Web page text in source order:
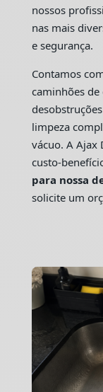
nossos
nas mais
e segurança.
Contamos
caminhões
limpeza
vácuo. A Ajax
custo-
para nossa
solicite um